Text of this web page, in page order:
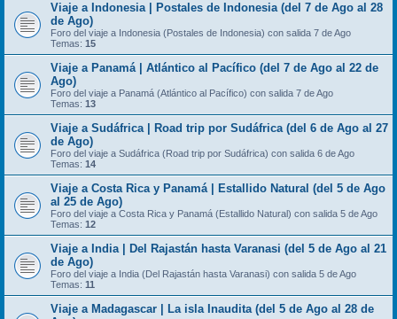
Viaje a Indonesia | Postales de Indonesia (del 7 de Ago al 28
de Ago)
Foro del viaje a Indonesia (Postales de Indonesia) con salida 7 de Ago
Temas: 15
Viaje a Panamá | Atlántico al Pacífico (del 7 de Ago al 22 de
Ago)
Foro del viaje a Panamá (Atlántico al Pacífico) con salida 7 de Ago
Temas: 13
Viaje a Sudáfrica | Road trip por Sudáfrica (del 6 de Ago al 27
de Ago)
Foro del viaje a Sudáfrica (Road trip por Sudáfrica) con salida 6 de Ago
Temas: 14
Viaje a Costa Rica y Panamá | Estallido Natural (del 5 de Ago
al 25 de Ago)
Foro del viaje a Costa Rica y Panamá (Estallido Natural) con salida 5 de Ago
Temas: 12
Viaje a India | Del Rajastán hasta Varanasi (del 5 de Ago al 21
de Ago)
Foro del viaje a India (Del Rajastán hasta Varanasi) con salida 5 de Ago
Temas: 11
Viaje a Madagascar | La isla Inaudita (del 5 de Ago al 28 de